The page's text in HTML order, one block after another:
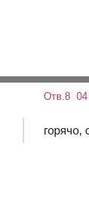
Отв.8
горячо,